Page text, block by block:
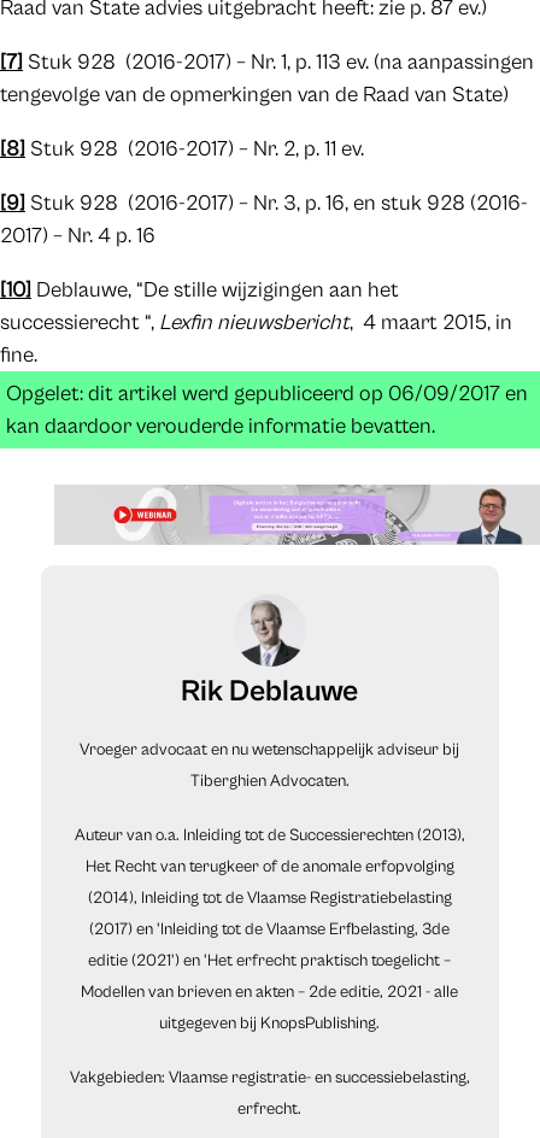
Raad van State advies uitgebracht heeft: zie p. 87 ev.)
[7] Stuk 928 (2016-2017) – Nr. 1, p. 113 ev. (na aanpassingen
tengevolge van de opmerkingen van de Raad van State)
[8] Stuk 928 (2016-2017) – Nr. 2, p. 11 ev.
[9] Stuk 928 (2016-2017) – Nr. 3, p. 16, en stuk 928 (2016-
2017) – Nr. 4 p. 16
[10] Deblauwe, “De stille wijzigingen aan het
successierecht “, Lexfin nieuwsbericht, 4 maart 2015, in
fine.
Opgelet: dit artikel werd gepubliceerd op 06/09/2017 en
kan daardoor verouderde informatie bevatten.
Rik Deblauwe
Vroeger advocaat en nu wetenschappelijk adviseur bij
Tiberghien Advocaten.
Auteur van o.a. Inleiding tot de Successierechten (2013),
Het Recht van terugkeer of de anomale erfopvolging
(2014), Inleiding tot de Vlaamse Registratiebelasting
(2017) en 'Inleiding tot de Vlaamse Erfbelasting, 3de
editie (2021') en 'Het erfrecht praktisch toegelicht –
Modellen van brieven en akten – 2de editie, 2021 - alle
uitgegeven bij KnopsPublishing.
Vakgebieden: Vlaamse registratie- en successiebelasting,
erfrecht.